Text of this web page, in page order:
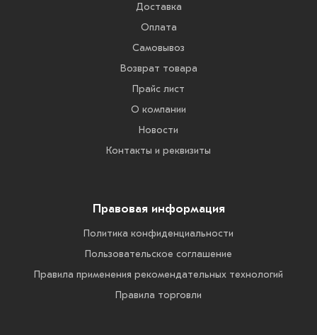
Доставка
Оплата
Самовывоз
Возврат товара
Прайс лист
О компании
Новости
Контакты и реквизиты
Правовая информация
Политика конфиденциальности
Пользовательское соглашение
Правила применения рекомендательных технологий
Правила торговли